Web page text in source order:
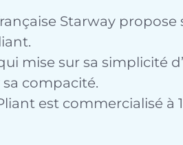
Starway propose
mise sur sa simplicité
compacité.
est commercialisé à